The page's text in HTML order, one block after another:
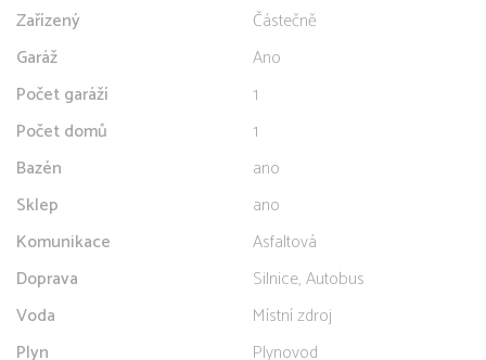
Zařízený
Částečně
Garáž
Ano
Počet garáží
1
Počet domů
1
Bazén
ano
Sklep
ano
Komunikace
Asfaltová
Doprava
Silnice, Autobus
Voda
Místní zdroj
Plyn
Plynovod